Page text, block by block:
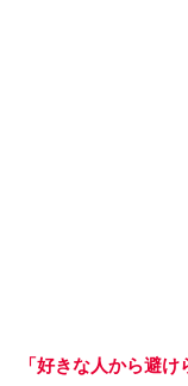
「好きな人から避